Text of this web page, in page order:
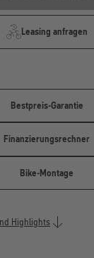
Leasing anfragen
Bestpreis-Garantie
Finanzierungsrechner
Bike-Montage
Highlights